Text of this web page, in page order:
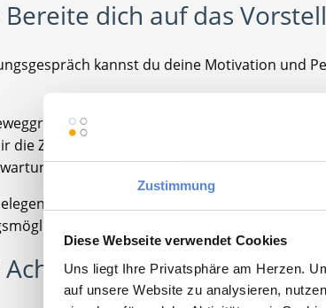
Zustimmung
Diese Webseite verwendet Cookies
Uns liegt Ihre Privatsphäre am Herzen.
auf unsere Website zu analysieren,
Bereite dich auf das
kannst du deine Motivation und
für die Allgemeinmedizin
die Zusammenarbeit im Team vorstellst
an die Praxisführung
auch, um selbst Fragen zu stellen:
gibt es? Wie ist die Work-Life-
Achte auf das Bauchgefühl